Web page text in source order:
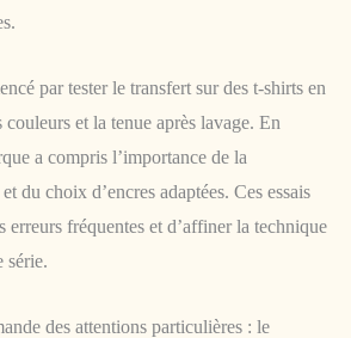
par tester le transfert sur des t-shirts en
et la tenue après lavage. En
a compris l’importance de la
du choix d’encres adaptées. Ces essais
erreurs fréquentes et d’affiner la technique
série.
des attentions particulières : le